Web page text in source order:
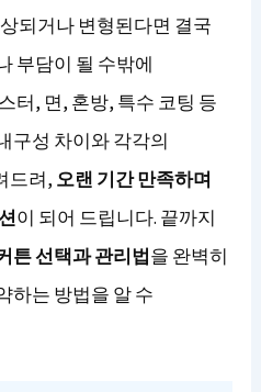
되거나 변형된다면 결국
부담이 될 수밖에
터, 면, 혼방, 특수 코팅 등
구성 차이와 각각의
드려, 오랜 기간 만족하며
이 되어 드립니다. 끝까지
튼 선택과 관리법을 완벽히
하는 방법을 알 수